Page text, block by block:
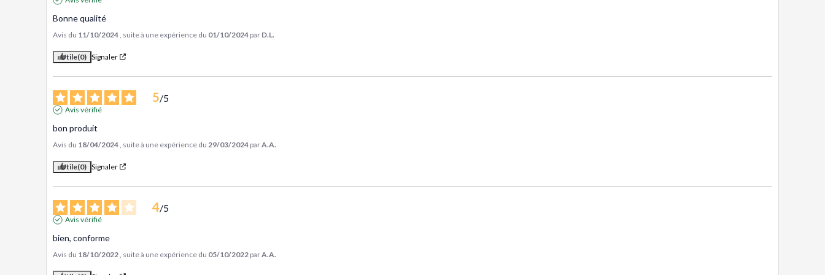
Bonne qualité
Avis du 11/10/2024 , suite à une expérience du 01/10/2024 par D.L.
Utile(0) Signaler
5/5
Avis vérifié
bon produit
Avis du 18/04/2024 , suite à une expérience du 29/03/2024 parA.A.
Utile(0) Signaler
4/5
Avis vérifié
bien, conforme
Avis du 18/10/2022 , suite à une expérience du 05/10/2022 parA.A.